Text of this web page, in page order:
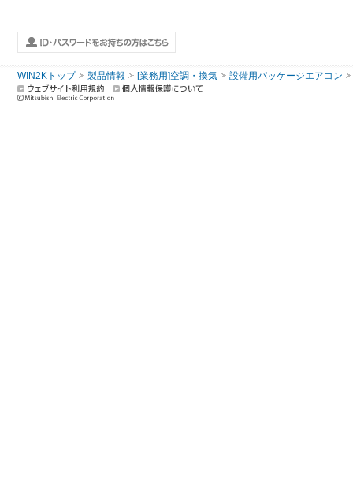
WIN2Kトップ 製品情報 [業務用]空調・換気 設備用パッケージエアコン